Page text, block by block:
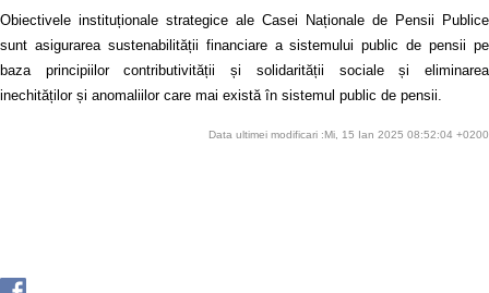
Obiectivele instituționale strategice ale Casei Naționale de Pensii Publice
sunt asigurarea sustenabilității financiare a sistemului public de pensii pe
baza principiilor contributivității și solidarității sociale și eliminarea
inechităților și anomaliilor care mai există în sistemul public de pensii.
Data ultimei modificari :Mi, 15 Ian 2025 08:52:04 +0200